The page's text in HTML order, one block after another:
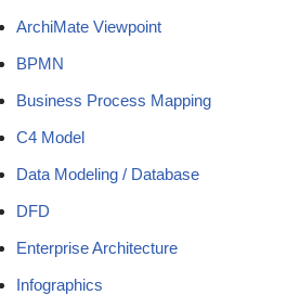
ArchiMate Viewpoint
BPMN
Business Process Mapping
C4 Model
Data Modeling / Database
DFD
Enterprise Architecture
Infographics